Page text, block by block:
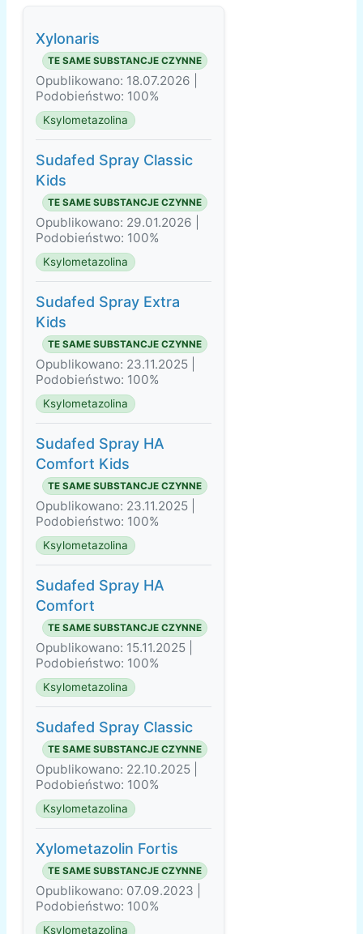
Xylonaris
TE SAME SUBSTANCJE CZYNNE
Opublikowano: 18.07.2026 |
Podobieństwo: 100%
Ksylometazolina
Sudafed Spray Classic
Kids
TE SAME SUBSTANCJE CZYNNE
Opublikowano: 29.01.2026 |
Podobieństwo: 100%
Ksylometazolina
Sudafed Spray Extra
Kids
TE SAME SUBSTANCJE CZYNNE
Opublikowano: 23.11.2025 |
Podobieństwo: 100%
Ksylometazolina
Sudafed Spray HA
Comfort Kids
TE SAME SUBSTANCJE CZYNNE
Opublikowano: 23.11.2025 |
Podobieństwo: 100%
Ksylometazolina
Sudafed Spray HA
Comfort
TE SAME SUBSTANCJE CZYNNE
Opublikowano: 15.11.2025 |
Podobieństwo: 100%
Ksylometazolina
Sudafed Spray Classic
TE SAME SUBSTANCJE CZYNNE
Opublikowano: 22.10.2025 |
Podobieństwo: 100%
Ksylometazolina
Xylometazolin Fortis
TE SAME SUBSTANCJE CZYNNE
Opublikowano: 07.09.2023 |
Podobieństwo: 100%
Ksylometazolina